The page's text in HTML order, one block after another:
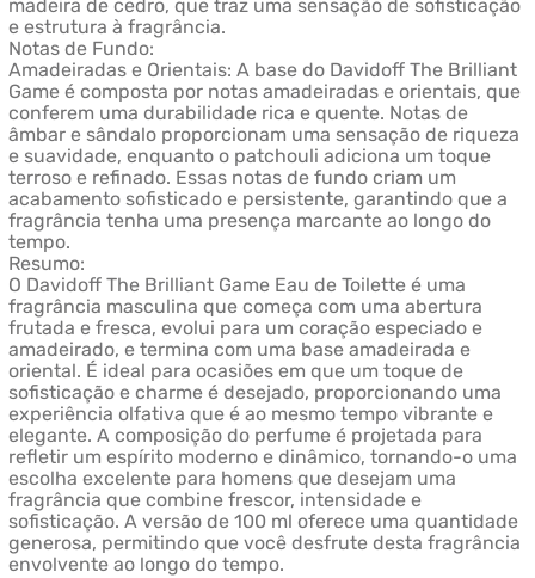
madeira de cedro, que traz uma sensação de sofisticação
e estrutura à fragrância.
Notas de Fundo:
Amadeiradas e Orientais: A base do Davidoff The Brilliant
Game é composta por notas amadeiradas e orientais, que
conferem uma durabilidade rica e quente. Notas de
âmbar e sândalo proporcionam uma sensação de riqueza
e suavidade, enquanto o patchouli adiciona um toque
terroso e refinado. Essas notas de fundo criam um
acabamento sofisticado e persistente, garantindo que a
fragrância tenha uma presença marcante ao longo do
tempo.
Resumo:
O Davidoff The Brilliant Game Eau de Toilette é uma
fragrância masculina que começa com uma abertura
frutada e fresca, evolui para um coração especiado e
amadeirado, e termina com uma base amadeirada e
oriental. É ideal para ocasiões em que um toque de
sofisticação e charme é desejado, proporcionando uma
experiência olfativa que é ao mesmo tempo vibrante e
elegante. A composição do perfume é projetada para
refletir um espírito moderno e dinâmico, tornando-o uma
escolha excelente para homens que desejam uma
fragrância que combine frescor, intensidade e
sofisticação. A versão de 100 ml oferece uma quantidade
generosa, permitindo que você desfrute desta fragrância
envolvente ao longo do tempo.